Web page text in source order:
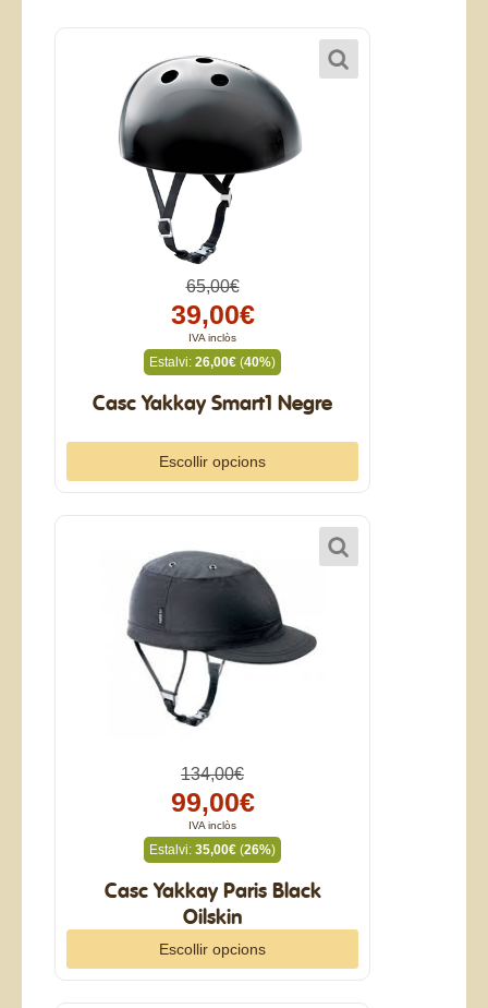
65,00€
39,00€
IVA inclòs
Estalvi: 26,00€ (40%)
Casc Yakkay Smart1 Negre
Escollir opcions
134,00€
99,00€
IVA inclòs
Estalvi: 35,00€ (26%)
Casc Yakkay Paris Black
Oilskin
Escollir opcions